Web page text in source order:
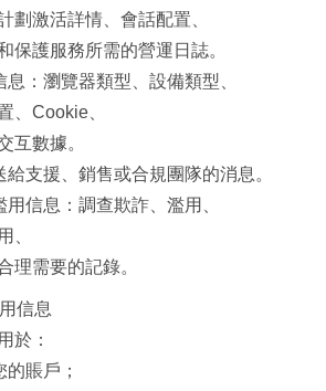
劃激活詳情、會話配置、
保護服務所需的營運日誌。
：瀏覽器類型、設備類型、
、Cookie、
互數據。
支援、銷售或合規團隊的消息。
信息：調查欺詐、濫用、
、
理需要的記錄。
信息
於：
賬戶；